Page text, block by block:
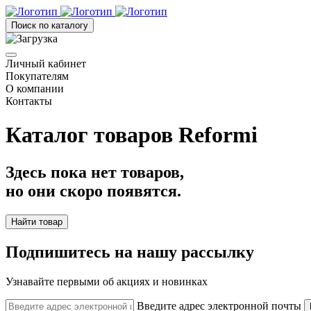
Поиск по каталогу
Личный кабинет
Покупателям
О компании
Контакты
Каталог товаров Reformi
Здесь пока нет товаров,
но они скоро появятся.
Найти товар
Подпишитесь на нашу рассылку
Узнавайте первыми об акциях и новинках
Введите адрес электронной почты